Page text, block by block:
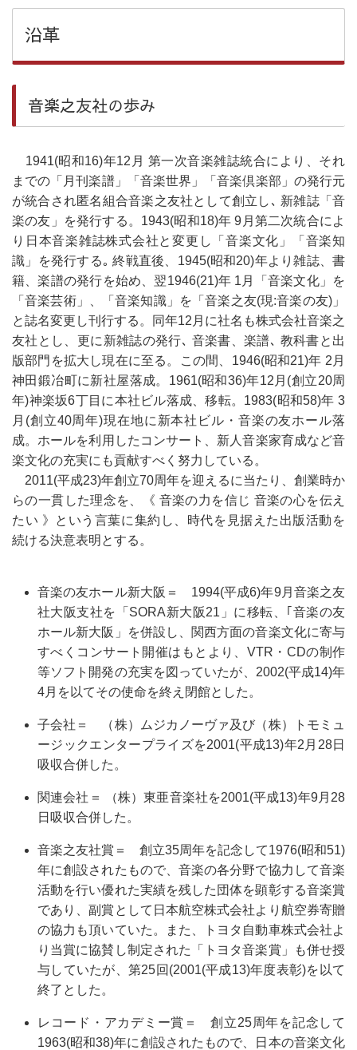
沿革
音楽之友社の歩み
1941(昭和16)年12月 第一次音楽雑誌統合により、それ
までの「月刊楽譜」「音楽世界」「音楽倶楽部」の発行元
が統合され匿名組合音楽之友社として創立し､ 新雑誌「音
楽の友」を発行する。1943(昭和18)年 9月第二次統合によ
り日本音楽雑誌株式会社と変更し「音楽文化」「音楽知
識」を発行する｡ 終戦直後、1945(昭和20)年より雑誌、書
籍、楽譜の発行を始め、翌1946(21)年 1月「音楽文化」を
「音楽芸術」、「音楽知識」を「音楽之友(現:音楽の友)」
と誌名変更し刊行する。同年12月に社名も株式会社音楽之
友社とし、更に新雑誌の発行､ 音楽書、楽譜､ 教科書と出
版部門を拡大し現在に至る。この間、1946(昭和21)年 2月
神田鍛冶町に新社屋落成。1961(昭和36)年12月(創立20周
年)神楽坂6丁目に本社ビル落成、移転。1983(昭和58)年 3
月(創立40周年)現在地に新本社ビル・音楽の友ホール落
成。ホールを利用したコンサート、新人音楽家育成など音
楽文化の充実にも貢献すべく努力している。
2011(平成23)年創立70周年を迎えるに当たり、創業時か
らの一貫した理念を、《 音楽の力を信じ 音楽の心を伝え
たい 》という言葉に集約し、時代を見据えた出版活動を
続ける決意表明とする。
音楽の友ホール新大阪＝ 1994(平成6)年9月音楽之友
社大阪支社を「SORA新大阪21」に移転、｢音楽の友
ホール新大阪」を併設し、関西方面の音楽文化に寄与
すべくコンサート開催はもとより、VTR・CDの制作
等ソフト開発の充実を図っていたが、2002(平成14)年
4月を以てその使命を終え閉館とした。
子会社＝ （株）ムジカノーヴァ及び（株）トモミュ
ージックエンタープライズを2001(平成13)年2月28日
吸収合併した。
関連会社＝ （株）東亜音楽社を2001(平成13)年9月28
日吸収合併した。
音楽之友社賞＝ 創立35周年を記念して1976(昭和51)
年に創設されたもので、音楽の各分野で協力して音楽
活動を行い優れた実績を残した団体を顕彰する音楽賞
であり、副賞として日本航空株式会社より航空券寄贈
の協力も頂いていた。また、トヨタ自動車株式会社よ
り当賞に協賛し制定された「トヨタ音楽賞」も併せ授
与していたが、第25回(2001(平成13)年度表彰)を以て
終了とした。
レコード・アカデミー賞＝ 創立25周年を記念して
1963(昭和38)年に創設されたもので、日本の音楽文化